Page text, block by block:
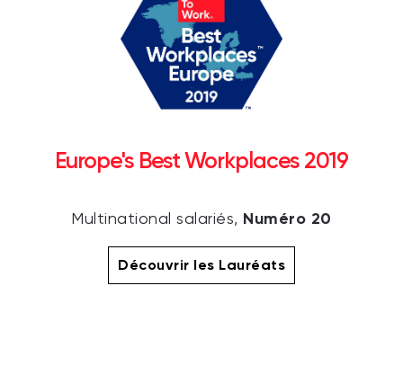
Europe's Best Workplaces 2019
Multinational salariés, Numéro 20
Découvrir les Lauréats